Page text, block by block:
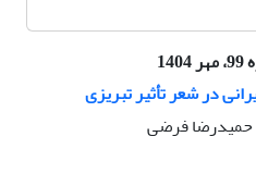
در شعر تأثیر تبریزی
حمیدرضا فرضی